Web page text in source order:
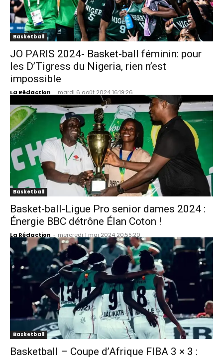
Basketball
JO PARIS 2024- Basket-ball féminin: pour
les D’Tigress du Nigeria, rien n’est
impossible
La Rédaction - mardi 6 août 2024 16:19:26
Basketball
Basket-ball-Ligue Pro senior dames 2024 :
Énergie BBC détrône Élan Coton !
La Rédaction - mercredi 1 mai 2024 20:55:20
Basketball
Basketball – Coupe d’Afrique FIBA 3 × 3 :